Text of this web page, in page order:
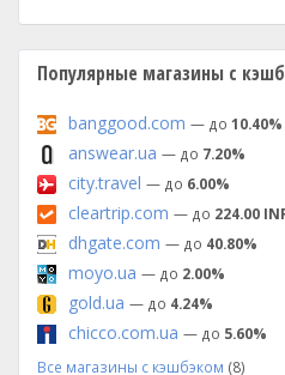
Популярные магазины с
banggood.com — до 10.40%
answear.ua — до 7.20%
city.travel — до 6.00%
cleartrip.com — до 224.00
dhgate.com — до 40.80%
moyo.ua — до 2.00%
gold.ua — до 4.24%
chicco.com.ua — до 5.60%
Все магазины с кэшбэком (8)